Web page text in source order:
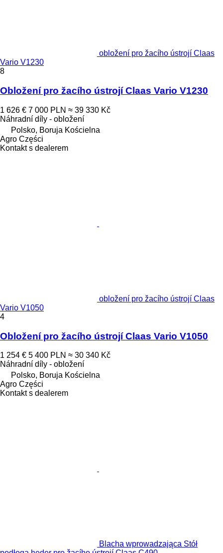
obložení pro žacího ústrojí Claas
Vario V1230
8
Obložení pro žacího ústrojí Claas Vario V1230
1 626 € 7 000 PLN ≈ 39 330 Kč
Náhradní díly - obložení
Polsko, Boruja Kościelna
Agro Części
Kontakt s dealerem
obložení pro žacího ústrojí Claas
Vario V1050
4
Obložení pro žacího ústrojí Claas Vario V1050
1 254 € 5 400 PLN ≈ 30 340 Kč
Náhradní díly - obložení
Polsko, Boruja Kościelna
Agro Części
Kontakt s dealerem
Blacha wprowadzająca Stół